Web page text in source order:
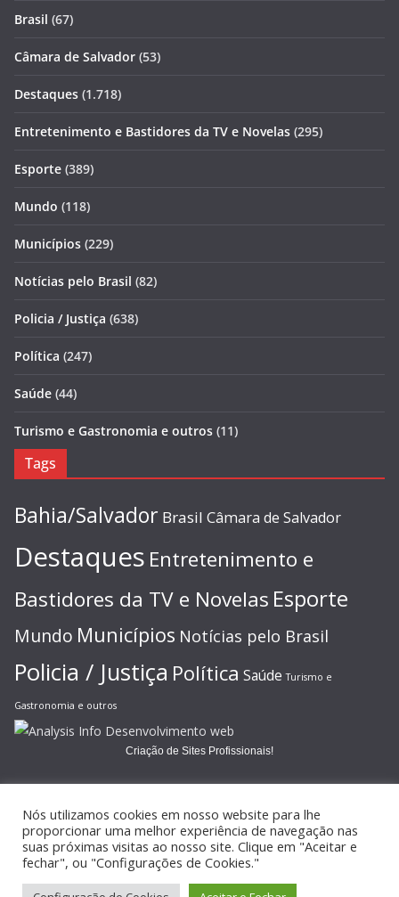
Brasil (67)
Câmara de Salvador (53)
Destaques (1.718)
Entretenimento e Bastidores da TV e Novelas (295)
Esporte (389)
Mundo (118)
Municípios (229)
Notícias pelo Brasil (82)
Policia / Justiça (638)
Política (247)
Saúde (44)
Turismo e Gastronomia e outros (11)
Tags
Bahia/Salvador Brasil Câmara de Salvador
Destaques Entretenimento e
Bastidores da TV e Novelas Esporte
Mundo Municípios Notícias pelo Brasil
Policia / Justiça Política Saúde Turismo e
Gastronomia e outros
Criação de Sites Profissionais!
Copyright © 2026JORNAL GAZETA ONLINE
reservados.
Nós utilizamos cookies em nosso website para lhe
proporcionar uma melhor experiência de navegação nas
suas próximas visitas ao nosso site. Clique em "Aceitar e
fechar", ou "Configurações de Cookies."